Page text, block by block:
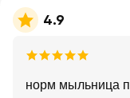
4.9
норм мыльница